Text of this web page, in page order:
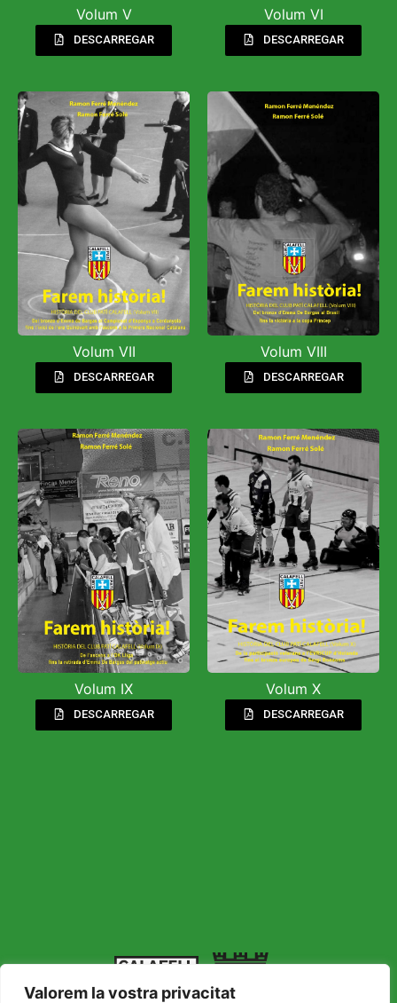
Valorem la vostra privacitat
Volum V
DESCARREGAR
Volum VI
DESCARREGAR
Volum VII
DESCARREGAR
Volum VIII
DESCARREGAR
Volum IX
DESCARREGAR
Volum X
DESCARREGAR